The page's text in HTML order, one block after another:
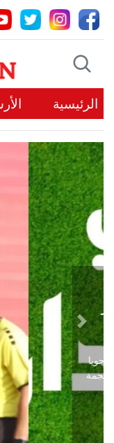
الرئيسية
حكاية
محسن
الأولى
بعد موسم
الدرجة
حسم ل...
إقرأ
Previous